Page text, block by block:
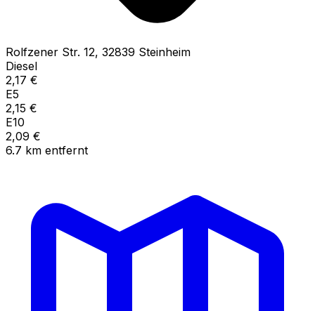
Rolfzener Str. 12, 32839 Steinheim
Diesel
2,17 €
E5
2,15 €
E10
2,09 €
6.7 km entfernt